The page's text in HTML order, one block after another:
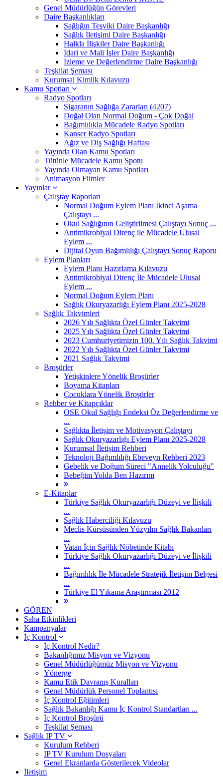
Genel Müdürlüğün Görevleri
Daire Başkanlıkları
Sağlığın Teşviki Daire Başkanlığı
Sağlık İletişimi Daire Başkanlığı
Halkla İlişkiler Daire Başkanlığı
İdari ve Mali İşler Daire Başkanlığı
İzleme ve Değerlendirme Daire Başkanlığı
Teşkilat Şeması
Kurumsal Kimlik Kılavuzu
Kamu Spotları
Radyo Spotları
Sigaranın Sağlığa Zararları (4207)
Doğal Olan Normal Doğum - Çok Doğal
Bağımlılıkla Mücadele Radyo Spotları
Kanser Radyo Spotları
Ağız ve Diş Sağlığı Haftası
Yayında Olan Kamu Spotları
Tütünle Mücadele Kamu Spotu
Yayında Olmayan Kamu Spotları
Animasyon Filmler
Yayınlar
Çalıştay Raporları
Normal Doğum Eylem Planı İkinci Aşama
Çalıştayı ...
Okul Sağlığının Geliştirilmesi Çalıştayı Sonuç ...
Antimikrobiyal Direnç ile Mücadele Ulusal
Eylem ...
Dijital Oyun Bağımlılığı Çalıştayı Sonuç Raporu
Eylem Planları
Eylem Planı Hazırlama Kılavuzu
Antimikrobiyal Direnç İle Mücadele Ulusal
Eylem ...
Normal Doğum Eylem Planı
Sağlık Okuryazarlığı Eylem Planı 2025-2028
Sağlık Takvimleri
2026 Yılı Sağlıkta Özel Günler Takvimi
2025 Yılı Sağlıkta Özel Günler Takvimi
2023 Cumhuriyetimizin 100. Yılı Sağlık Takvimi
2022 Yılı Sağlıkta Özel Günler Takvimi
2021 Sağlık Takvimi
Broşürler
Yetişkinlere Yönelik Broşürler
Boyama Kitapları
Çocuklara Yönelik Broşürler
Rehber ve Kitapçıklar
OSE Okul Sağlığı Endeksi Öz Değerlendirme ve
...
Sağlıkta İletişim ve Motivasyon Çalıştayı
Sağlık Okuryazarlığı Eylem Planı 2025-2028
Kurumsal İletişim Rehberi
Teknoloji Bağımlılığı Ebeveyn Rehberi 2023
Gebelik ve Doğum Süreci "Annelik Yolculuğu"
Bebeğim Yolda Ben Hazırım
E-Kitaplar
Türkiye Sağlık Okuryazarlığı Düzeyi ve İlişkili
...
Sağlık Haberciliği Kılavuzu
Meclis Kürsüsünden Yüzyılın Sağlık Bakanları
...
Vatan İçin Sağlık Nöbetinde Kitabı
Türkiye Sağlık Okuryazarlığı Düzeyi ve İlişkili
...
Bağımlılık İle Mücadele Stratejik İletişim Belgesi
...
Türkiye El Yıkama Araştırması 2012
GÖREN
Saha Etkinlikleri
Kampanyalar
İç Kontrol
İç Kontrol Nedir?
Bakanlığımız Misyon ve Vizyonu
Genel Müdürlüğümüz Misyon ve Vizyonu
Yönerge
Kamu Etik Davranış Kuralları
Genel Müdürlük Personel Toplantısı
İç Kontrol Eğitimleri
Sağlık Bakanlığı Kamu İç Kontrol Standartları ...
İç Kontrol Broşürü
Teşkilat Şeması
Sağlık IP TV
Kurulum Rehberi
IP TV Kurulum Dosyaları
Genel Ekranlarda Gösterilecek Videolar
İletişim